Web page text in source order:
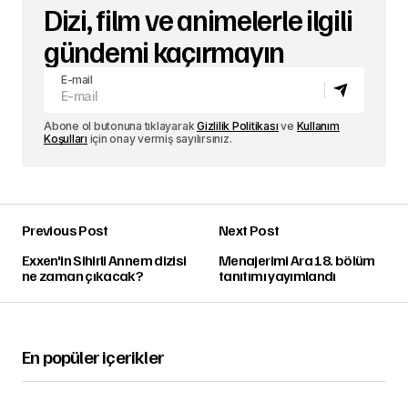
Dizi, film ve animelerle ilgili
gündemi kaçırmayın
E-mail
Abone ol butonuna tıklayarakGizlilik Politikası ve Kullanım
Koşulları için onay vermiş sayılırsınız.
Previous Post
Exxen'in Sihirli Annem dizisi
ne zaman çıkacak?
Next Post
Menajerimi Ara 18. bölüm
tanıtımı yayımlandı
En popüler içerikler